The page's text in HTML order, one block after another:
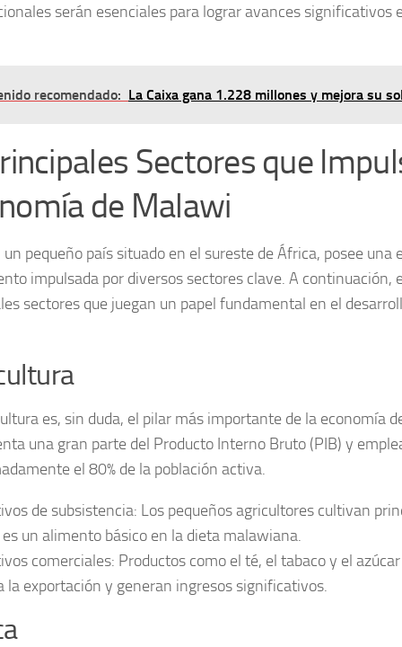
serán esenciales para lograr avances significativos
recomendado: La Caixa gana 1.228 millones y mejora su
Sectores que
de Malawi
pequeño país situado en el sureste de África, posee una
impulsada por diversos sectores clave. A continuación,
sectores que juegan un papel fundamental en el
es, sin duda, el pilar más importante de la economía
una gran parte del Producto Interno Bruto (PIB) y
el 80% de la población activa.
de subsistencia: Los pequeños agricultores cultivan
es un alimento básico en la dieta malawiana.
comerciales: Productos como el té, el tabaco y el
la exportación y generan ingresos significativos.